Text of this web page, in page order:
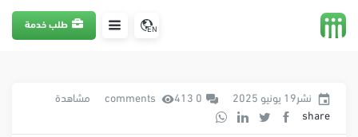
EN طلب خدمة
نشر19 يونيو 2025 0 comments 413 مشاهدة
share